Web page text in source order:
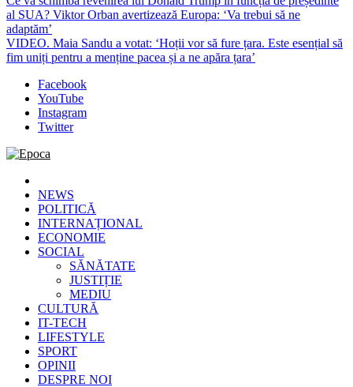
al SUA? Viktor Orban avertizează Europa: ‘Va trebui să ne
adaptăm’
VIDEO. Maia Sandu a votat: ‘Hoții vor să fure țara. Este esențial să
fim uniți pentru a menține pacea și a ne apăra țara’
Facebook
YouTube
Instagram
Twitter
Epoca
Cele mai noi știri online din România
NEWS
POLITICĂ
INTERNAȚIONAL
ECONOMIE
SOCIAL
SĂNĂTATE
JUSTIȚIE
MEDIU
CULTURĂ
IT-TECH
LIFESTYLE
SPORT
OPINII
DESPRE NOI